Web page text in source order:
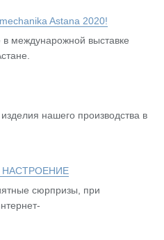
Astana 2020!
междунарожной выставке
нашего производства в
сюрпризы, при